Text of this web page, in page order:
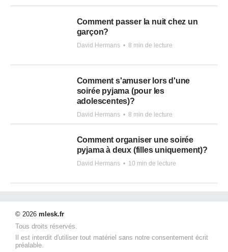
Comment passer la nuit chez un
garçon?
David Hermans • 8 min de lecture
Comment s'amuser lors d'une
soirée pyjama (pour les
adolescentes)?
David Hermans • 8 min de lecture
Comment organiser une soirée
pyjama à deux (filles uniquement)?
David Hermans • 10 min de lecture
© 2026 mlesk.fr
Tous droits réservés.
Il est interdit d'utiliser tout matériel sans notre consentement écrit
préalable.